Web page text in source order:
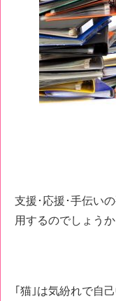
支援･応援･手伝い
用するのでしょうか
｢猫｣は気紛れで自